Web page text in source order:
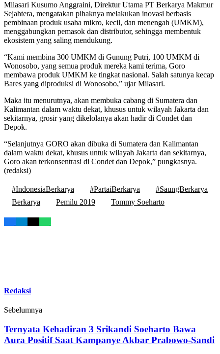
Milasari Kusumo Anggraini, Direktur Utama PT Berkarya Makmur
Sejahtera, mengatakan pihaknya melakukan inovasi berbasis
pembinaan produk usaha mikro, kecil, dan menengah (UMKM),
menggabungkan pemasok dan distributor, sehingga membentuk
ekosistem yang saling mendukung.
“Kami membina 300 UMKM di Gunung Putri, 100 UMKM di
Wonosobo, yang semua produk mereka kami terima, Goro
membawa produk UMKM ke tingkat nasional. Salah satunya kecap
Bares yang diproduksi di Wonosobo,” ujar Milasari.
Maka itu menurutnya, akan membuka cabang di Sumatera dan
Kalimantan dalam waktu dekat, khusus untuk wilayah Jakarta dan
sekitarnya, grosir yang dikelolanya akan hadir di Condet dan
Depok.
“Selanjutnya GORO akan dibuka di Sumatera dan Kalimantan
dalam waktu dekat, khusus untuk wilayah Jakarta dan sekitarnya,
Goro akan terkonsentrasi di Condet dan Depok,” pungkasnya.
(redaksi)
#IndonesiaBerkarya #PartaiBerkarya
#SaungBerkarya
Berkarya
Pemilu 2019 Tommy Soeharto
Redaksi
Sebelumnya
Ternyata Kehadiran 3 Srikandi Soeharto Bawa
Aura Positif Saat Kampanye Akbar Prabowo-Sandi